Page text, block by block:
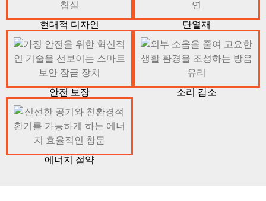
현대적 디자인 단열재
안전 보장 소리 감소
에너지 절약